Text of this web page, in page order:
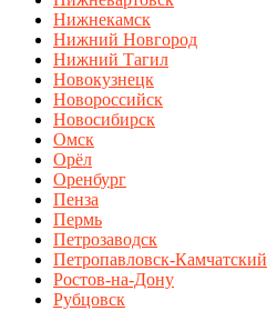
Нижнекамск
Нижний Новгород
Нижний Тагил
Новокузнецк
Новороссийск
Новосибирск
Омск
Орёл
Оренбург
Пенза
Пермь
Петрозаводск
Петропавловск-Камчатский
Ростов-на-Дону
Рубцовск